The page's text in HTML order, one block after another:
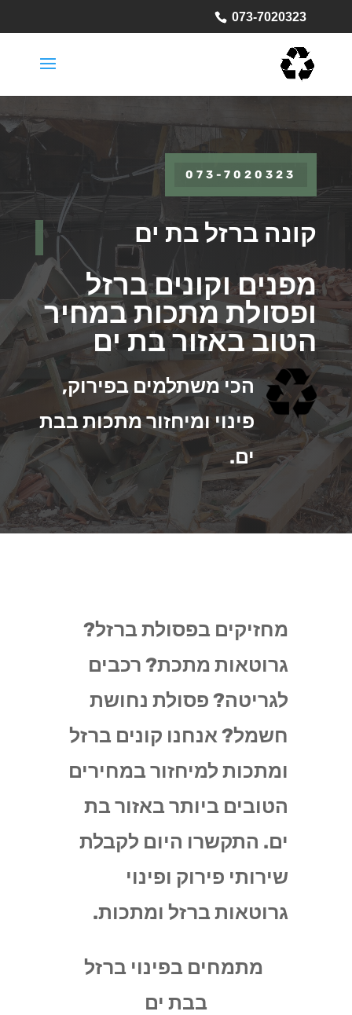
073-7020323
073-7020323
קונה ברזל בת ים
מפנים וקונים ברזל
ופסולת מתכות במחיר
הטוב באזור בת ים
הכי משתלמים בפירוק,
פינוי ומיחזור מתכות בבת
ים.
מחזיקים בפסולת ברזל?
גרוטאות מתכת? רכבים
לגריטה? פסולת נחושת
חשמל? אנחנו קונים ברזל
ומתכות למיחזור במחירים
הטובים ביותר באזור בת
ים. התקשרו היום לקבלת
שירותי פירוק ופינוי
גרוטאות ברזל ומתכות.
מתמחים בפינוי ברזל
בבת ים